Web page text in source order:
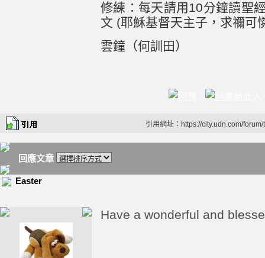
修練：每天請用10分鐘讀聖
文 (耶穌基督天主子，求禰可
雲鐘（何訓田）
引用網址：https://city.udn.com/
回應文章
Easter
Have a wonderful and